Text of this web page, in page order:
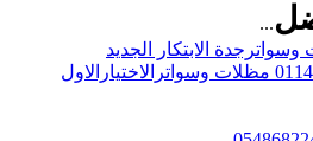
...
الابتكار الجديد
مظلاتي0114996351 مظلات وسواترالاختيارالاول